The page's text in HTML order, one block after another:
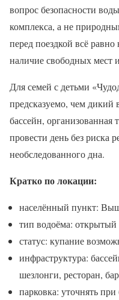
вопрос безопасности
комплекса, а не
перед поездкой всё
наличие свободных мест
Для семей с детьми
предсказуемо, чем дикий
бассейн, организованная
провести день без риска
необследованного дна.
Кратко по локации:
населённый пункт:
тип водоёма: открытый
статус: купание
инфраструктура:
шезлонги, ресторан,
парковка: уточнять